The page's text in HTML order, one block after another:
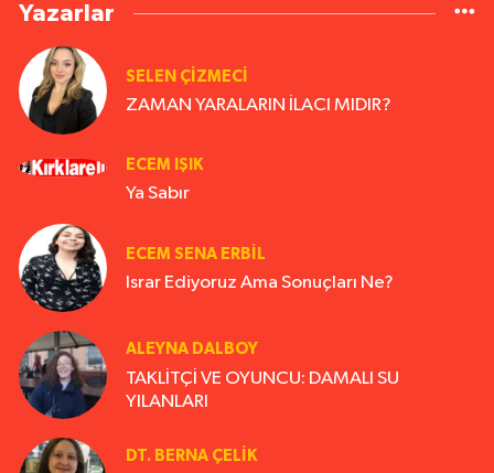
Yazarlar
SELEN ÇİZMECİ
ZAMAN YARALARIN İLACI MIDIR?
ECEM IŞIK
Ya Sabır
ECEM SENA ERBIL
Israr Ediyoruz Ama Sonuçları Ne?
ALEYNA DALBOY
TAKLİTÇİ VE OYUNCU: DAMALI SU
YILANLARI
DT. BERNA ÇELIK